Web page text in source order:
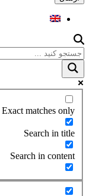
Exact matches only
Search in title
Search in content